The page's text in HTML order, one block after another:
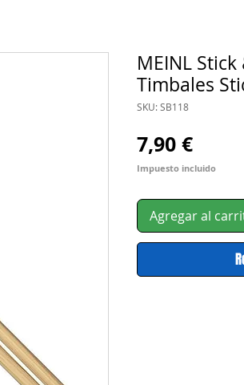
MEINL
Timbales
SKU: SB118
7,90 €Precio
Impuesto incluido
Agregar al